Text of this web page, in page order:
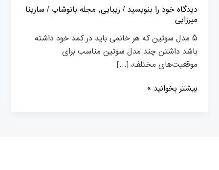
دیدگاه‌ خود را بنویسید / زیبایی, مجله بانوشاپ/ سارینا
میرزایی
۵ مدل سوتین که هر خانمی باید در کمد خود داشته
باشد داشتن چند مدل سوتین مناسب برای
موقعیت‌های مختلف، […]
بیشتر بخوانید »